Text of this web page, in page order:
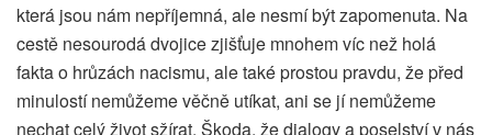
která jsou nám nepříjemná, ale nesmí být zapomenuta. Na
cestě nesourodá dvojice zjišťuje mnohem víc než holá
fakta o hrůzách nacismu, ale také prostou pravdu, že před
minulostí nemůžeme věčně utíkat, ani se jí nemůžeme
nechat celý život sžírat. Škoda, že dialogy a poselství v nás